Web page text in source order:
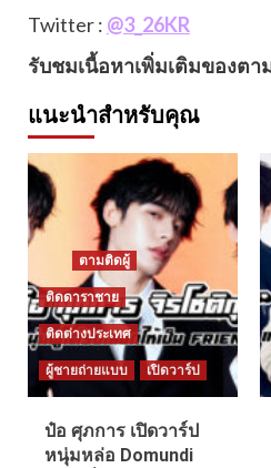
Twitter : @3_26KR
รับชมเนื้อหาเพิ่มเติมของตา
แนะนำสำหรับคุณ
ตามติดผู้
ติดดาราชาย
ติดต่างประเทศ
ผู้ชายถ่ายแบบ เปิดวาร์ป
ป๋อ ศุภการ เปิดวาร์ป
หนุ่มหล่อ Domundi